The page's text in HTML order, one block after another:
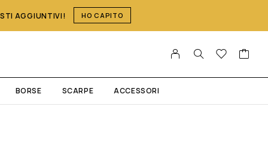
AGGIUNTIVI! HO CAPITO
BORSE SCARPE ACCESSORI